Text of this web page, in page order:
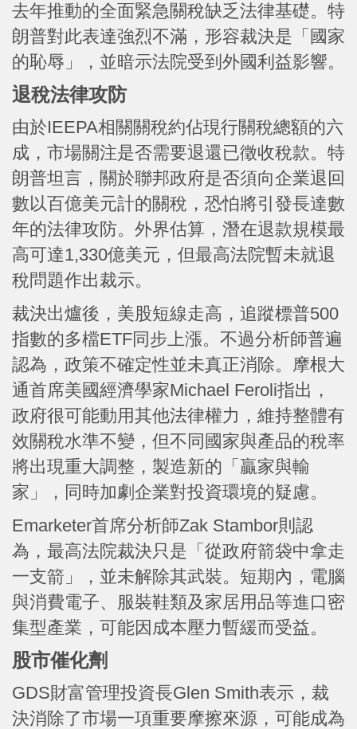
去年推動的全面緊急關稅缺乏法律基礎。特
朗普對此表達強烈不滿，形容裁決是「國家
的恥辱」，並暗示法院受到外國利益影響。
退稅法律攻防
由於IEEPA相關關稅約佔現行關稅總額的六
成，市場關注是否需要退還已徵收稅款。特
朗普坦言，關於聯邦政府是否須向企業退回
數以百億美元計的關稅，恐怕將引發長達數
年的法律攻防。外界估算，潛在退款規模最
高可達1,330億美元，但最高法院暫未就退
稅問題作出裁示。
裁決出爐後，美股短線走高，追蹤標普500
指數的多檔ETF同步上漲。不過分析師普遍
認為，政策不確定性並未真正消除。摩根大
通首席美國經濟學家Michael Feroli指出，
政府很可能動用其他法律權力，維持整體有
效關稅水準不變，但不同國家與產品的稅率
將出現重大調整，製造新的「贏家與輸
家」，同時加劇企業對投資環境的疑慮。
Emarketer首席分析師Zak Stambor則認
為，最高法院裁決只是「從政府箭袋中拿走
一支箭」，並未解除其武裝。短期內，電腦
與消費電子、服裝鞋類及家居用品等進口密
集型產業，可能因成本壓力暫緩而受益。
股市催化劑
GDS財富管理投資長Glen Smith表示，裁
決消除了市場一項重要摩擦來源，可能成為